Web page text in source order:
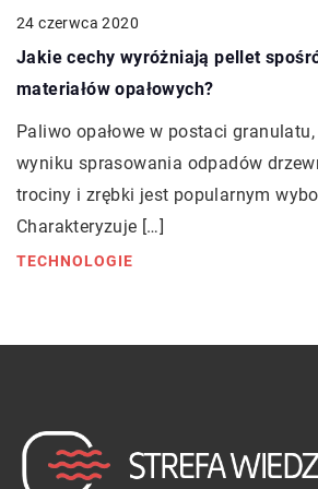
24 czerwca 2020
Jakie cechy wyróżniają pellet
materiałów opałowych?
Paliwo opałowe w postaci granulatu,
wyniku sprasowania odpadów
trociny i zrębki jest popularnym
Charakteryzuje […]
TECHNOLOGIE